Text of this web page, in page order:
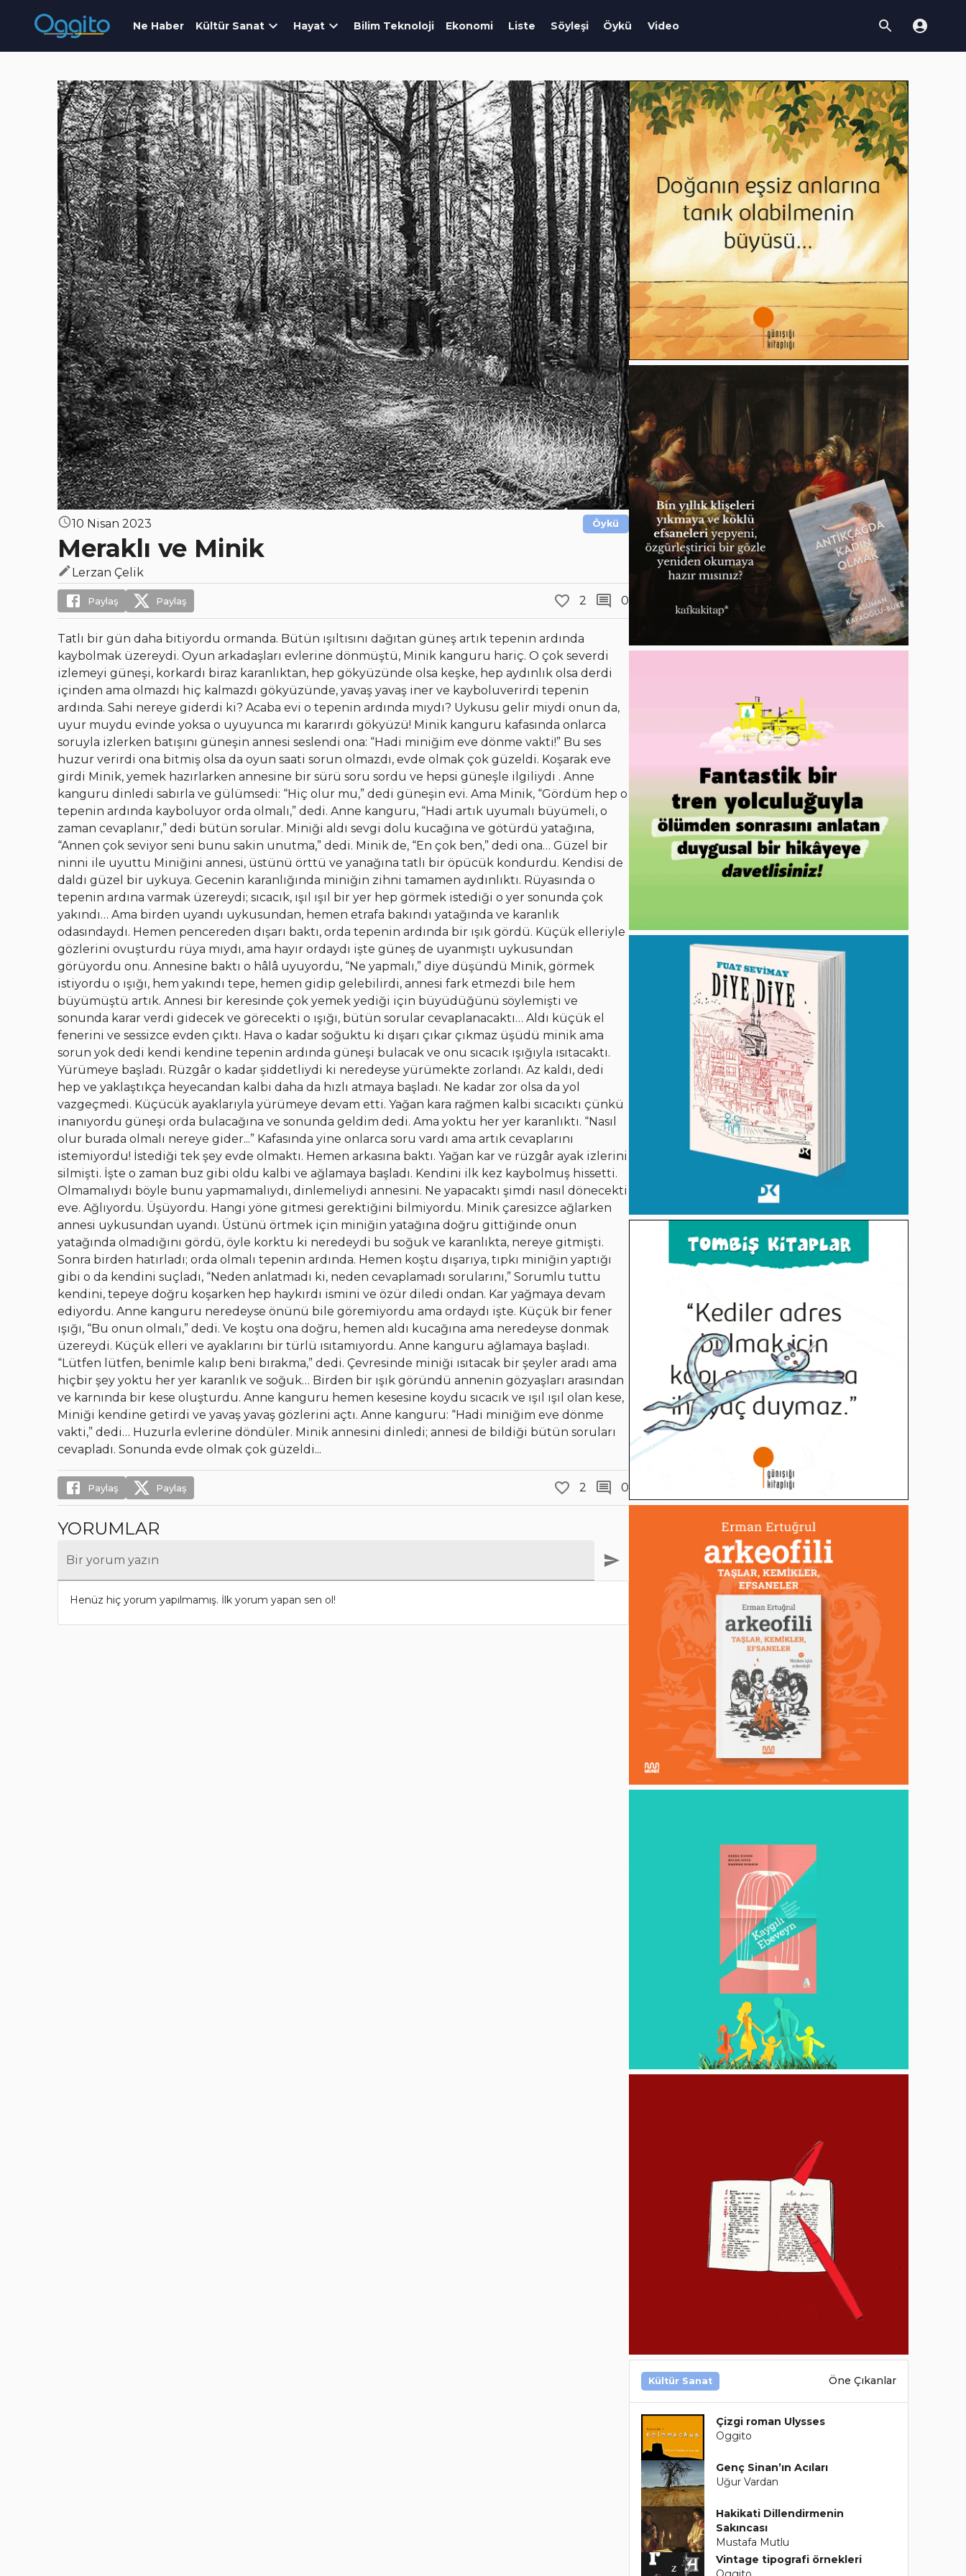
Ne Haber Kültür Sanat Hayat Bilim Teknoloji Ekonomi Liste Söyleşi Öykü Video
10 Nisan 2023 Öykü
Meraklı ve Minik
Lerzan Çelik
Paylaş Paylaş 2 0
Tatlı bir gün daha bitiyordu ormanda. Bütün ışıltısını dağıtan güneş artık tepenin ardında
kaybolmak üzereydi. Oyun arkadaşları evlerine dönmüştü, Minik kanguru hariç. O çok severdi
izlemeyi güneşi, korkardı biraz karanlıktan, hep gökyüzünde olsa keşke, hep aydınlık olsa derdi
içinden ama olmazdı hiç kalmazdı gökyüzünde, yavaş yavaş iner ve kayboluverirdi tepenin
ardında. Sahi nereye giderdi ki? Acaba evi o tepenin ardında mıydı? Uykusu gelir miydi onun da,
uyur muydu evinde yoksa o uyuyunca mı kararırdı gökyüzü! Minik kanguru kafasında onlarca
soruyla izlerken batışını güneşin annesi seslendi ona: “Hadi miniğim eve dönme vakti!” Bu ses
huzur verirdi ona bitmiş olsa da oyun saati sorun olmazdı, evde olmak çok güzeldi. Koşarak eve
girdi Minik, yemek hazırlarken annesine bir sürü soru sordu ve hepsi güneşle ilgiliydi . Anne
kanguru dinledi sabırla ve gülümsedi: “Hiç olur mu,” dedi güneşin evi. Ama Minik, “Gördüm hep o
tepenin ardında kayboluyor orda olmalı,” dedi. Anne kanguru, “Hadi artık uyumalı büyümeli, o
zaman cevaplanır,” dedi bütün sorular. Miniği aldı sevgi dolu kucağına ve götürdü yatağına,
“Annen çok seviyor seni bunu sakin unutma,” dedi. Minik de, “En çok ben,” dedi ona… Güzel bir
ninni ile uyuttu Miniğini annesi, üstünü örttü ve yanağına tatlı bir öpücük kondurdu. Kendisi de
daldı güzel bir uykuya. Gecenin karanlığında miniğin zihni tamamen aydınlıktı. Rüyasında o
tepenin ardına varmak üzereydi; sıcacık, ışıl ışıl bir yer hep görmek istediği o yer sonunda çok
yakındı… Ama birden uyandı uykusundan, hemen etrafa bakındı yatağında ve karanlık
odasındaydı. Hemen pencereden dışarı baktı, orda tepenin ardında bir ışık gördü. Küçük elleriyle
gözlerini ovuşturdu rüya mıydı, ama hayır ordaydı işte güneş de uyanmıştı uykusundan
görüyordu onu. Annesine baktı o hâlâ uyuyordu, “Ne yapmalı,” diye düşündü Minik, görmek
istiyordu o ışığı, hem yakındı tepe, hemen gidip gelebilirdi, annesi fark etmezdi bile hem
büyümüştü artık. Annesi bir keresinde çok yemek yediği için büyüdüğünü söylemişti ve
sonunda karar verdi gidecek ve görecekti o ışığı, bütün sorular cevaplanacaktı… Aldı küçük el
fenerini ve sessizce evden çıktı. Hava o kadar soğuktu ki dışarı çıkar çıkmaz üşüdü minik ama
sorun yok dedi kendi kendine tepenin ardında güneşi bulacak ve onu sıcacık ışığıyla ısıtacaktı.
Yürümeye başladı. Rüzgâr o kadar şiddetliydi ki neredeyse yürümekte zorlandı. Az kaldı, dedi
hep ve yaklaştıkça heyecandan kalbi daha da hızlı atmaya başladı. Ne kadar zor olsa da yol
vazgeçmedi. Küçücük ayaklarıyla yürümeye devam etti. Yağan kara rağmen kalbi sıcacıktı çünkü
inanıyordu güneşi orda bulacağına ve sonunda geldim dedi. Ama yoktu her yer karanlıktı. “Nasıl
olur burada olmalı nereye gider...” Kafasında yine onlarca soru vardı ama artık cevaplarını
istemiyordu! İstediği tek şey evde olmaktı. Hemen arkasına baktı. Yağan kar ve rüzgâr ayak izlerini
silmişti. İşte o zaman buz gibi oldu kalbi ve ağlamaya başladı. Kendini ilk kez kaybolmuş hissetti.
Olmamalıydı böyle bunu yapmamalıydı, dinlemeliydi annesini. Ne yapacaktı şimdi nasıl dönecekti
eve. Ağlıyordu. Üşüyordu. Hangi yöne gitmesi gerektiğini bilmiyordu. Minik çaresizce ağlarken
annesi uykusundan uyandı. Üstünü örtmek için miniğin yatağına doğru gittiğinde onun
yatağında olmadığını gördü, öyle korktu ki neredeydi bu soğuk ve karanlıkta, nereye gitmişti.
Sonra birden hatırladı; orda olmalı tepenin ardında. Hemen koştu dışarıya, tıpkı miniğin yaptığı
gibi o da kendini suçladı, “Neden anlatmadı ki, neden cevaplamadı sorularını,” Sorumlu tuttu
kendini, tepeye doğru koşarken hep haykırdı ismini ve özür diledi ondan. Kar yağmaya devam
ediyordu. Anne kanguru neredeyse önünü bile göremiyordu ama ordaydı işte. Küçük bir fener
ışığı, “Bu onun olmalı,” dedi. Ve koştu ona doğru, hemen aldı kucağına ama neredeyse donmak
üzereydi. Küçük elleri ve ayaklarını bir türlü ısıtamıyordu. Anne kanguru ağlamaya başladı.
“Lütfen lütfen, benimle kalıp beni bırakma,” dedi. Çevresinde miniği ısıtacak bir şeyler aradı ama
hiçbir şey yoktu her yer karanlık ve soğuk… Birden bir ışık göründü annenin gözyaşları arasından
ve karnında bir kese oluşturdu. Anne kanguru hemen kesesine koydu sıcacık ve ışıl ışıl olan kese,
Miniği kendine getirdi ve yavaş yavaş gözlerini açtı. Anne kanguru: “Hadi miniğim eve dönme
vakti,” dedi… Huzurla evlerine döndüler. Minik annesini dinledi; annesi de bildiği bütün soruları
cevapladı. Sonunda evde olmak çok güzeldi...
Paylaş Paylaş 2 0
YORUMLAR
Bir yorum yazın
Henüz hiç yorum yapılmamış. İlk yorum yapan sen ol!
Kültür Sanat Öne Çıkanlar
Çizgi roman Ulysses
Oggito
Genç Sinan’ın Acıları
Uğur Vardan
Hakikati Dillendirmenin
Sakıncası
Mustafa Mutlu
Vintage tipografi örnekleri